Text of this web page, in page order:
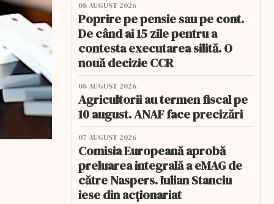
08 AUGUST 2026
Poprire pe pensie sau pe cont.
De când ai 15 zile pentru a
contesta executarea silită. O
nouă decizie CCR
08 AUGUST 2026
Agricultorii au termen fiscal pe
10 august. ANAF face precizări
07 AUGUST 2026
Comisia Europeană aprobă
preluarea integrală a eMAG de
către Naspers. Iulian Stanciu
iese din acționariat